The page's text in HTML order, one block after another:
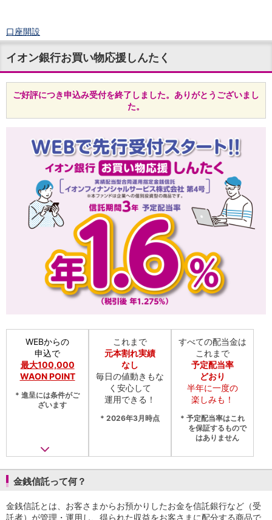
口座開設
ログイン
チャット
メニュー
預金
定期預金
積立式定期預金
TOP
外貨普通預金
外貨定期預金
外貨普通預金積立
資産運用
証券口座開設
投信つみたて
iDeCo・国民年金基金
iDeCo（個人型確定拠出年金）
国民年金基金
ロボアドバイザークラウドファンディング
WealthNavi for イオン銀行（ロボアドバイザー）
funds
まいクラウドファンディング
新規お借入れの方
フラット35
カードローン
イオン銀行お買い物応援しんたく
ご好評につき申込み受付を終了しました。ありがとうございまし
た。
WEBからの
申込で
最大100,000
WAON POINT
* 進呈には条件がご
ざいます
これまで
元本割れ実績
なし
毎日の値動きもな
く安心して
運用できる！
* 2026年3月時点
すべての配当金は
これまで
予定配当率
どおり
半年に一度の
楽しみも！
* 予定配当率はこれ
を保証するもので
はありません
金銭信託って何？
金銭信託とは、お客さまからお預かりしたお金を信託銀行など（受
託者）が管理・運用し、得られた収益をお客さまに配分する商品で